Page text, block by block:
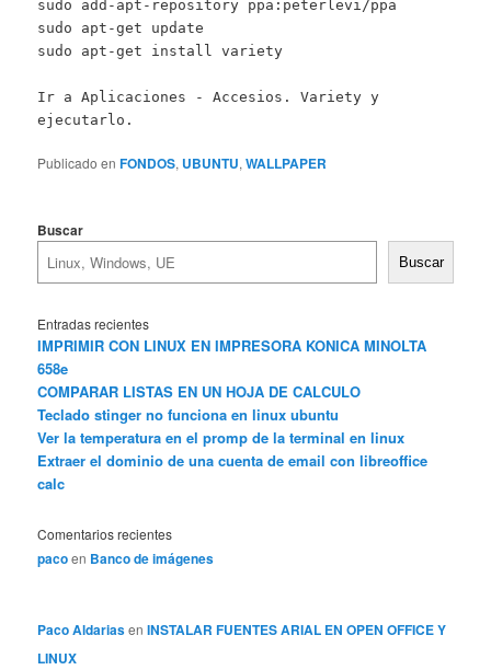
sudo add-apt-repository ppa:peterlevi/ppa
sudo apt-get update
sudo apt-get install variety
Ir a Aplicaciones - Accesios. Variety y
ejecutarlo.
Publicado en FONDOS, UBUNTU,WALLPAPER
Buscar
Buscar
Entradas recientes
IMPRIMIR CON LINUX EN IMPRESORA KONICA MINOLTA
658e
COMPARAR LISTAS EN UN HOJA DE CALCULO
Teclado stinger no funciona en linux ubuntu
Ver la temperatura en el promp de la terminal en linux
Extraer el dominio de una cuenta de email con libreoffice
calc
Comentarios recientes
pacoen Banco de imágenes
Paco AldariasenINSTALAR FUENTES ARIAL EN OPEN OFFICE Y
LINUX